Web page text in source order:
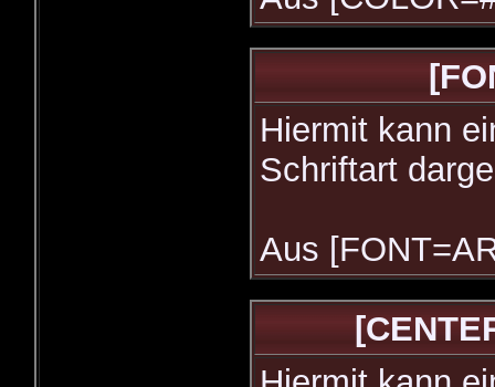
Hiermit kann
Schriftart
Aus